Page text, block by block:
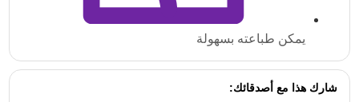
يمكن طباعته بسهولة
شارك هذا مع أصدقائك: